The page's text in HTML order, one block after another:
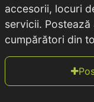
accesorii, locuri
servicii.
cumpărători din